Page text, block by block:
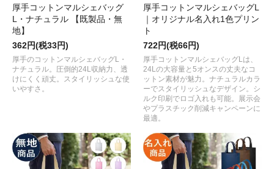
厚手コットンマルシェバッグ
L・ナチュラル 【既製品・無
地】
362円(税33円)
厚手のコットンマルシェバッグL・
ナチュラル。圧倒的24L収納力、透
けにくく頑丈。スタイリッシュな使
いやすさ。
厚手コットンマルシェバッグL
｜オリジナル名入れ1色プリン
ト
722円(税66円)
厚手コットンマルシェバッグLは、
24Lの大容量と5オンスの丈夫なコ
ットン素材が魅力。ナチュラルカラ
ーでスタイリッシュなデザイン。シ
ルク印刷でロゴ入れも可能。展示会
やプラスチック削減キャンペーンに
最適。